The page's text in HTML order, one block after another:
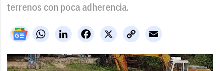
terrenos con poca adherencia.
WhatsAppLinkedIn X
Facebook
Copy
Link
Email